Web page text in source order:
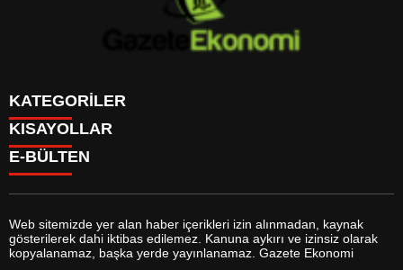
KATEGORİLER
GÜNDEM
DÜNYA
SİYASET
MAGAZİN
SAĞLIK
EĞİTİM
YAŞAM
KISAYOLLAR
BURÇLAR
FİKSTÜR
FİRMA EKLE
FİRMA REHBERİ
E-BÜLTEN
gazeteekonomi.com e-bültenine abone olarak, tarafınıza haber,
Web sitemizde yer alan haber içerikleri izin alınmadan, kaynak
gösterilerek dahi iktibas edilemez. Kanuna aykırı ve izinsiz olarak
kopyalanamaz, başka yerde yayınlanamaz. Gazete Ekonomi